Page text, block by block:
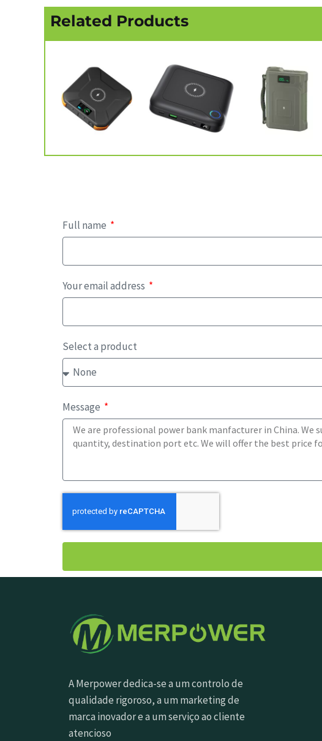
Related Products
Full name
Your email address
Select a product
Message
A Merpower dedica-se a um controlo de
qualidade rigoroso, a um marketing de
marca inovador e a um serviço ao cliente
atencioso